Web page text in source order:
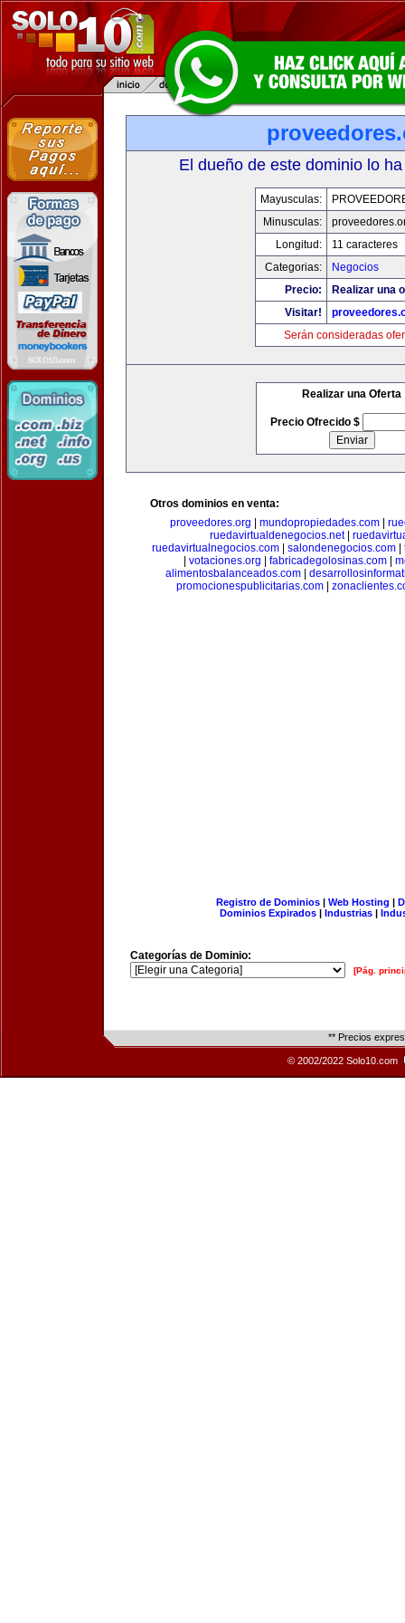
El dueño de este dominio lo
Mayusculas:
Minusculas:
Longitud:
11 caracteres
Categorias:
Negocios
Precio:
Realizar una
Visitar!
Serán consideradas
Realizar una Oferta
Precio Ofrecido $
Otros dominios en venta:
proveedores.org
mundopropiedades.com
ruedavirtualdenegocios.net|
ruedavirtualnegocios.com| salondenegocios.com|
votaciones.org fabricadegolosinas.com
alimentosbalanceados.com
promocionespublicitarias.com|
Registro de Dominios| Web Hosting |
Dominios Expirados | Industrias |
Categorías de Dominio:
[Pág.
** Precios
© 2002/2022 Solo10.com